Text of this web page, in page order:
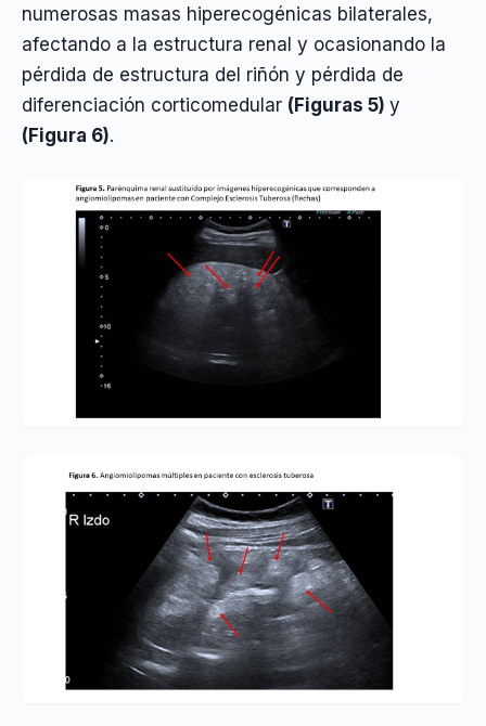
numerosas masas hiperecogénicas bilaterales,
afectando a la estructura renal y ocasionando la
pérdida de estructura del riñón y pérdida de
diferenciación corticomedular (Figuras 5) y
(Figura 6).